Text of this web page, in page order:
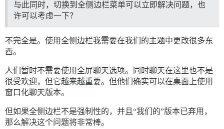
与此同时，切换到全侧边栏菜单可以立即解决问题，也
许可以考虑一下？
不完全是。使用全侧边栏我需要在我们的主题中更改很多东
西。
人们暂时不需要使用全屏聊天选项。同时聊天在这里也不是
很受欢迎，但它越来越重要。但他们确实可以在桌面上使用
窗口化聊天版本。
但如果全侧边栏不是强制性的，并且“我们的”版本已弃用，
那么解决这个问题将非常棒。